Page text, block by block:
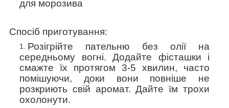
для морозива
Спосіб приготування:
Розігрійте пательню без олії на
середньому вогні. Додайте фісташки і
смажте їх протягом 3-5 хвилин, часто
помішуючи, доки вони повніше не
розкриють свій аромат. Дайте їм трохи
охолонути.